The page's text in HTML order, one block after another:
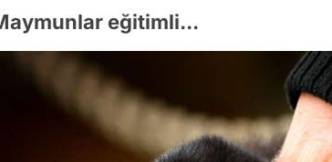
eğitimli...